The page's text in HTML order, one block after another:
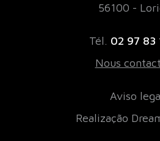
56100 -
Tél. 02 97 83
Nous
Aviso
Realização